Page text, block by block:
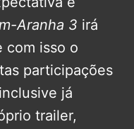
Aranha 3 irá
com isso o
participações
já
trailer,